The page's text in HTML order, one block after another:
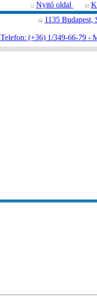
Nyitó oldal
1135 Budapest,
Telefon: (+36) 1/349-66-79 -